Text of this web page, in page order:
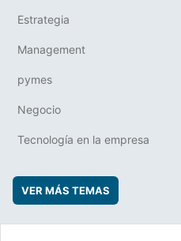
Estrategia
Management
pymes
Negocio
Tecnología en la empresa
VER MÁS TEMAS